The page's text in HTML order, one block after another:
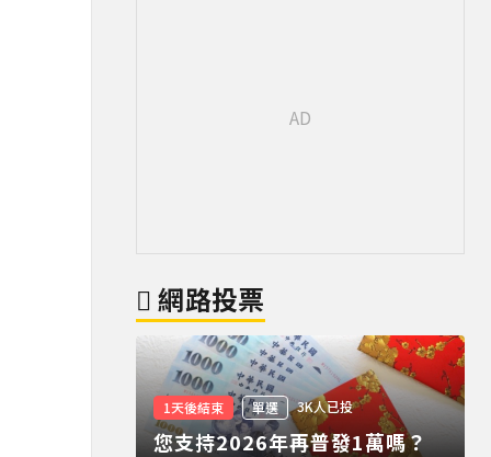
網路投票
1天後結束 單選 3K人已投
您支持2026年再普發1萬嗎？